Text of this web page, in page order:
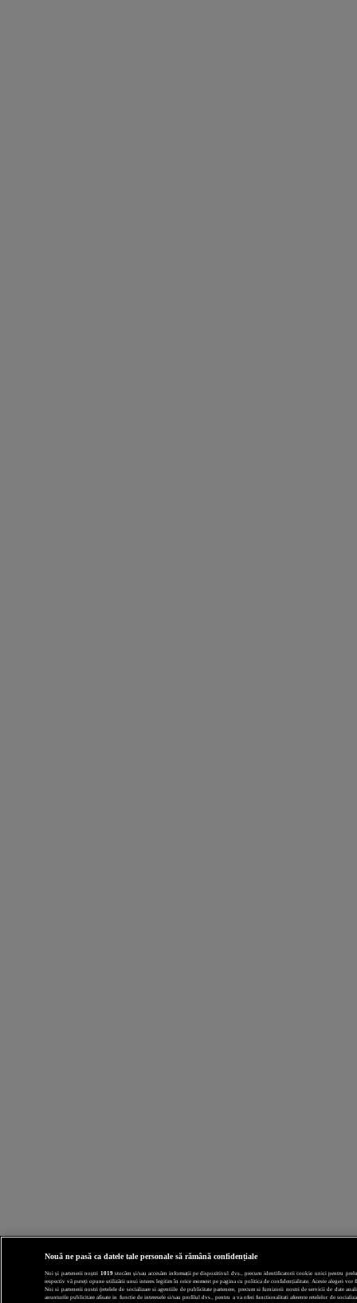
Nouă ne pasă ca datele tale personale să rămână confidențiale
Noi și partenerii noștri 1019stocăm și/sau accesăm informații pe dispozitivul dvs., precum identificatorii cookie unici pentru
respectiv vă puteți opune utilizării unui interes legitim în orice moment pe pagina cu politica de confidențialitate. Aceste alegeri vor
Noi si partenerii nostri (retelele de socializare si agentiile de publicitate partenere, precum si furnizorii nostri de servicii de date
anunturile publicitare afisate in functie de interesele si/sau profilul dvs., pentru a va oferi functionalitati aferente retelelor de